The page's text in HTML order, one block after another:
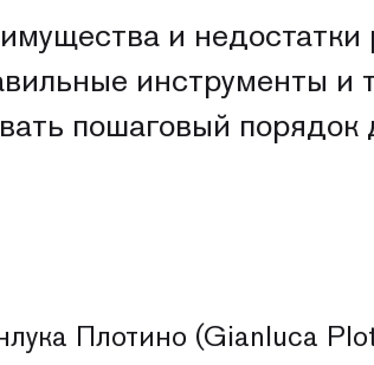
и
инструменты и
пошаговый
Плотино (Gianluca